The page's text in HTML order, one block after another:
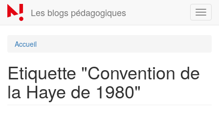
Aller
au
contenu
Les blogs pédagogiques
Accueil
Etiquette "Convention de
la Haye de 1980"